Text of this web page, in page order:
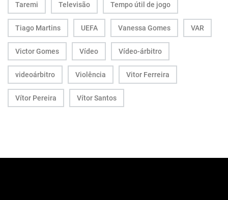
Taremi Televisão Tempo útil de jogo
Tiago Martins UEFA Vanessa Gomes VAR
Victor Gomes Vídeo Vídeo-árbitro
videoárbitro Violência Vitor Ferreira
Vítor Pereira Vítor Santos